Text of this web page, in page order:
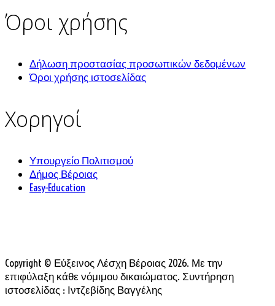
Όροι χρήσης
Δήλωση προστασίας προσωπικών δεδομένων
Όροι χρήσης ιστοσελίδας
Χορηγοί
Υπουργείο Πολιτισμού
Δήμος Βέροιας
Easy-Education
Copyright © Εύξεινος Λέσχη Βέροιας 2026. Με την
επιφύλαξη κάθε νόμιμου δικαιώματος. Συντήρηση
ιστοσελίδας : Ιντζεβίδης Βαγγέλης